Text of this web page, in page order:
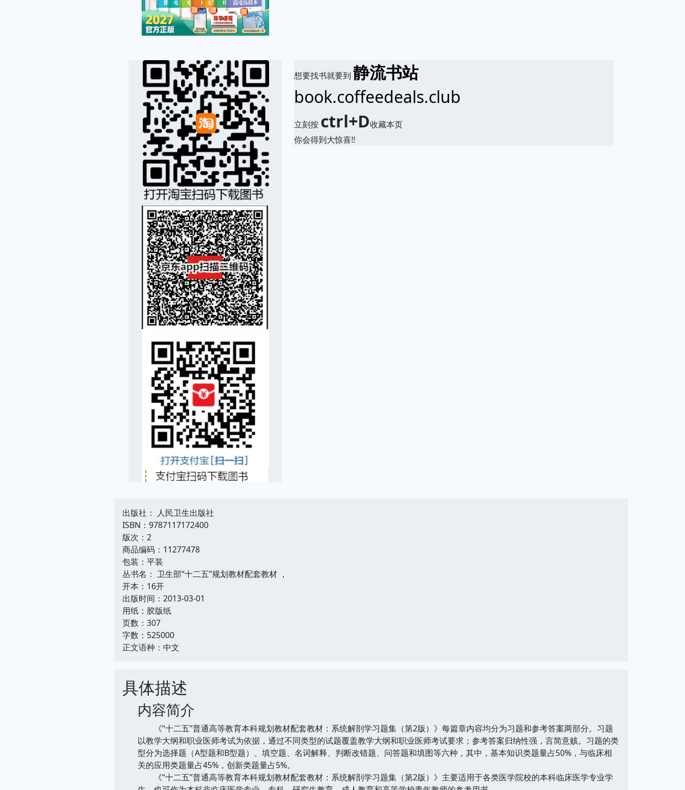
想要找书就要到静流书站
book.coffeedeals.club
立刻按 ctrl+D收藏本页
你会得到大惊喜!!
出版社： 人民卫生出版社
ISBN：9787117172400
版次：2
商品编码：11277478
包装：平装
丛书名： 卫生部“十二五”规划教材配套教材 ，
开本：16开
出版时间：2013-03-01
用纸：胶版纸
页数：307
字数：525000
正文语种：中文
具体描述
内容简介
《“十二五”普通高等教育本科规划教材配套教材：系统解剖学习题集（第2版）》每篇章内容均分为习题和参考答案两部分。习题
以教学大纲和职业医师考试为依据，通过不同类型的试题覆盖教学大纲和职业医师考试要求；参考答案归纳性强，言简意赅。习题的类
型分为选择题（A型题和B型题）、填空题、名词解释、判断改错题、问答题和填图等六种，其中，基本知识类题量占50%，与临床相
关的应用类题量占45%，创新类题量占5%。
《“十二五”普通高等教育本科规划教材配套教材：系统解剖学习题集（第2版）》主要适用于各类医学院校的本科临床医学专业学